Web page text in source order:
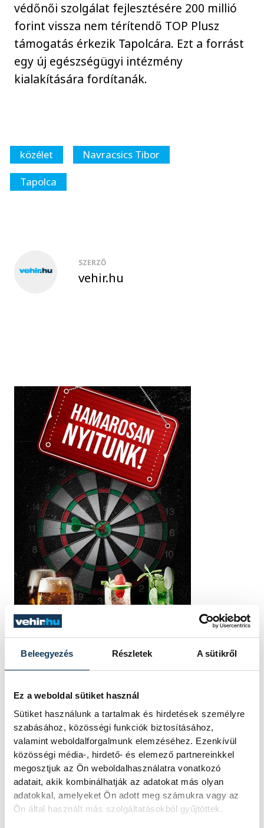
Beleegyezés Részletek A sütikről
Ez a weboldal sütiket használ
Sütiket használunk a tartalmak és hirdetések személyre
szabásához, közösségi funkciók biztosításához,
valamint weboldalforgalmunk elemzéséhez. Ezenkívül
közösségi média-, hirdető- és elemező partnereinkkel
megosztjuk az Ön weboldalhasználatra vonatkozó
adatait, akik kombinálhatják az adatokat más olyan
adatokkal, amelyeket Ön adott meg számukra vagy az
Ön által használt más szolgáltatásokból gyűjtöttek.
védőnői szolgálat fejlesztésére 200 millió
forint vissza nem térítendő TOP Plusz
támogatás érkezik Tapolcára. Ezt a forrást
egy új egészségügyi intézmény
kialakítására fordítanák.
közélet
Navracsics Tibor
Tapolca
SZERZŐ
vehir.hu
TOVÁBBI CIKKEK
KÖZÉLET